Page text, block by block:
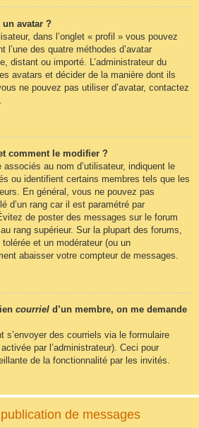
avatar ?
dans l’onglet « profil » vous pouvez
l’une des quatre méthodes d’avatar
distant ou importé. L’administrateur du
avatars et décider de la manière dont ils
ne pouvez pas utiliser d’avatar, contactez
comment le modifier ?
au nom d’utilisateur, indiquent le
ou identifient certains membres tels que les
En général, vous ne pouvez pas
d’un rang car il est paramétré par
de poster des messages sur le forum
rang supérieur. Sur la plupart des forums,
et un modérateur (ou un
abaisser votre compteur de messages.
courriel d’un membre, on me demande
s’envoyer des courriels via le formulaire
par l’administrateur). Ceci pour
de la fonctionnalité par les invités.
de messages